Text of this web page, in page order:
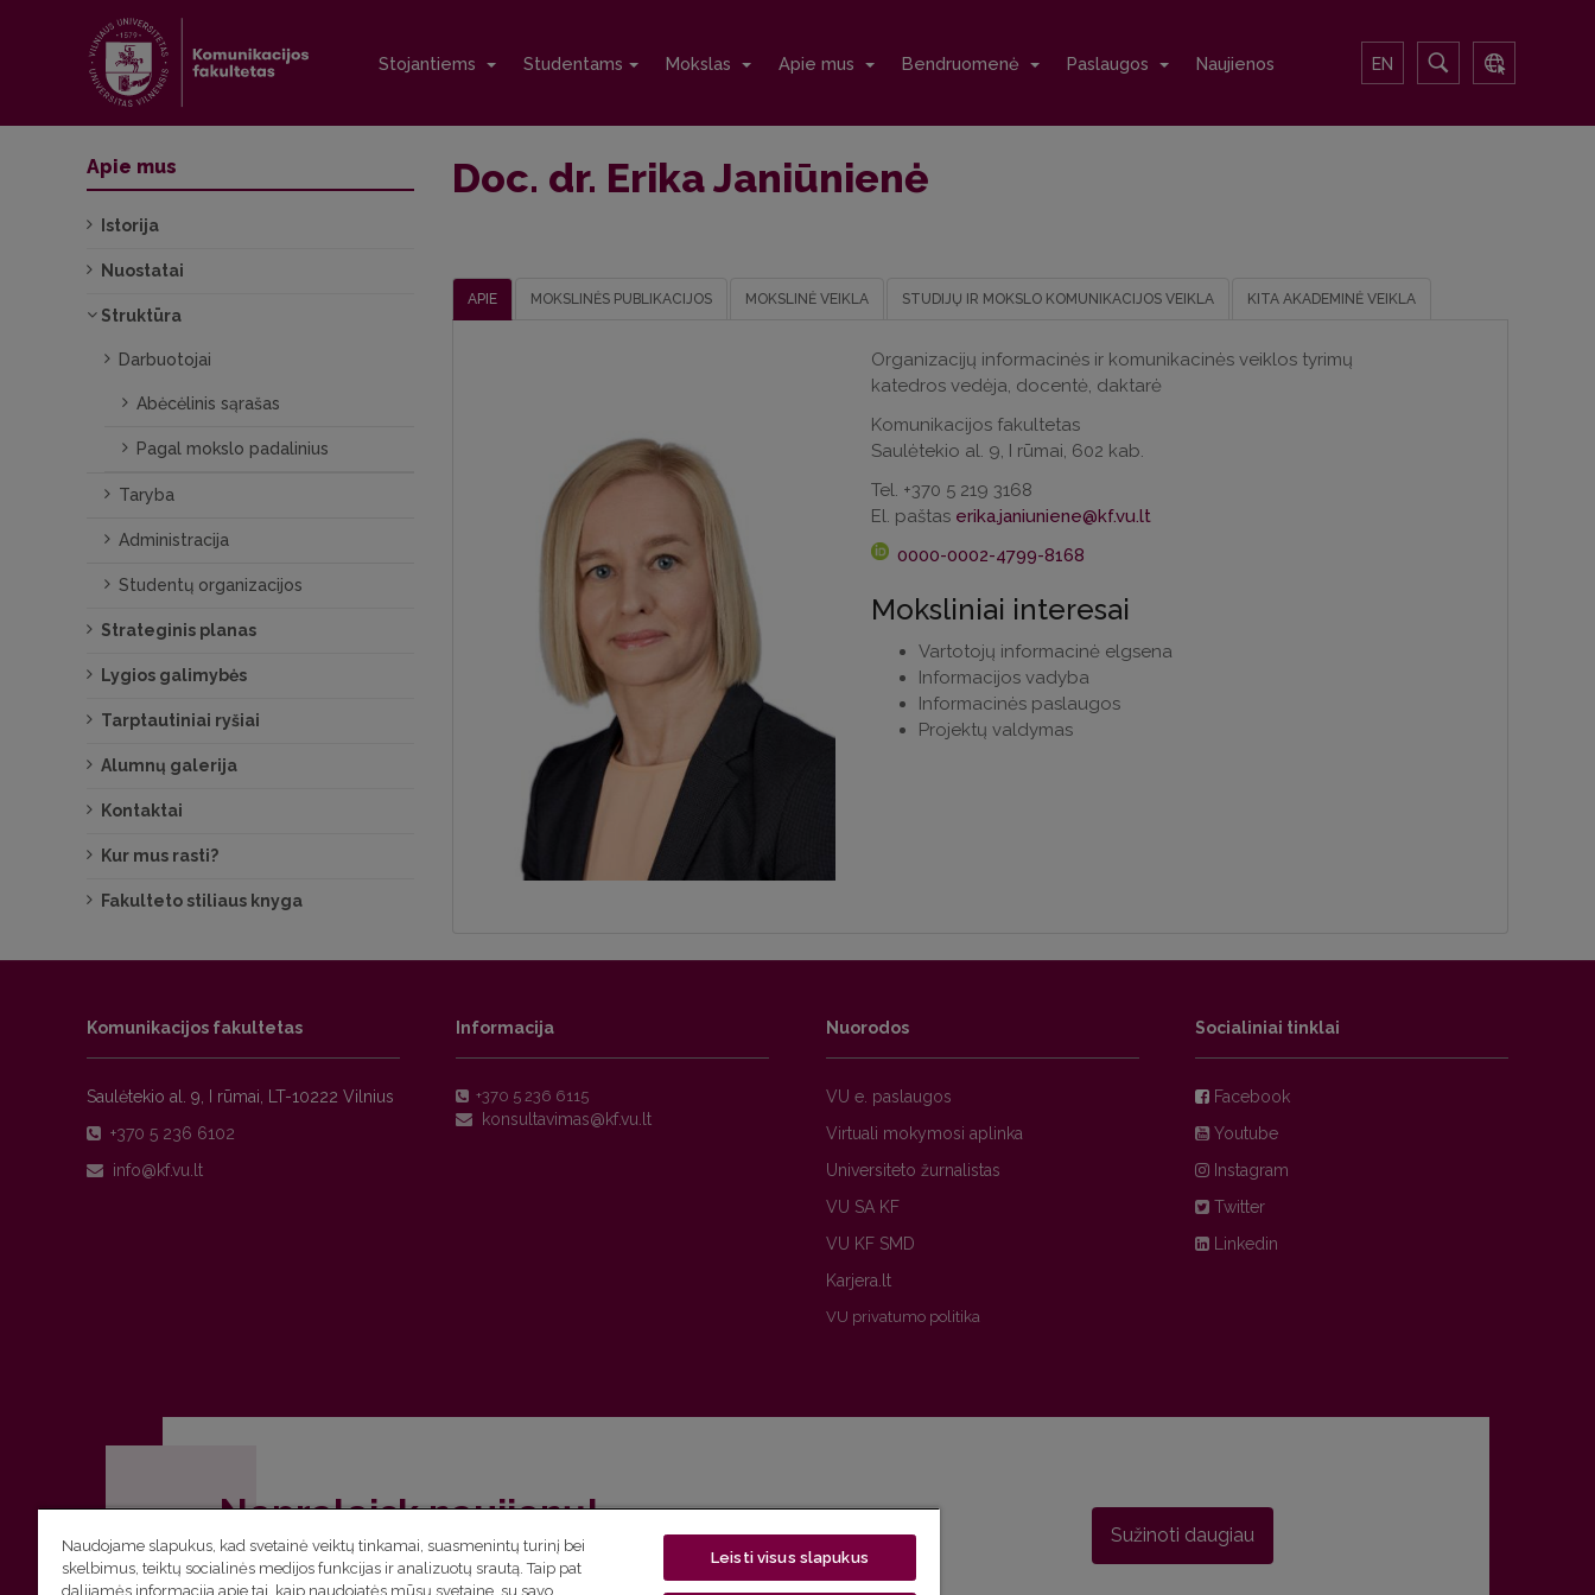
Stojantiems Studentams Mokslas Apie mus Bendruomenė Paslaugos Naujienos EN
Doc. dr. Erika Janiūnienė
APIE MOKSLINĖS PUBLIKACIJOS MOKSLINĖ VEIKLA STUDIJŲ IR MOKSLO KOMUNIKACIJOS VEIKLA KITA AKADEMINĖ VEIKLA
Organizacijų informacinės ir komunikacinės veiklos tyrimų
katedros vedėja, docentė, daktarė
Komunikacijos fakultetas
Saulėtekio al. 9, I rūmai, 602 kab.
Tel. +370 5 219 3168
El. paštas
0000-0002-4799-8168
Moksliniai interesai
Vartotojų informacinė elgsena
Informacijos vadyba
Informacinės paslaugos
Projektų valdymas
Apie mus
Istorija
Nuostatai
Struktūra
Darbuotojai
Abėcėlinis sąrašas
Pagal mokslo padalinius
Taryba
Administracija
Studentų organizacijos
Strateginis planas
Lygios galimybės
Tarptautiniai ryšiai
Alumnų galerija
Kontaktai
Kur mus rasti?
Fakulteto stiliaus knyga
Komunikacijos fakultetas
Saulėtekio al. 9, I rūmai, LT-10222 Vilnius
+370 5 236 6102
Informacija
+370 5 236 6115
Nuorodos
VU e. paslaugos
Virtuali mokymosi aplinka
Universiteto žurnalistas
VU SA KF
VU KF SMD
Karjera.lt
VU privatumo politika
Socialiniai tinklai
Facebook
Youtube
Instagram
Twitter
Linkedin
Nepraleisk naujienų!
Užsiprenumeruok Komunikacijos fakulteto naujienlaiškį ir sužinok aktualijas pirmas!
Sužinoti daugiau
Naudojame slapukus, kad svetainė veiktų tinkamai, suasmenintų turinį bei
skelbimus, teiktų socialinės medijos funkcijas ir analizuotų srautą. Taip pat
dalijamės informacija apie tai, kaip naudojatės mūsų svetaine, su savo
Leisti visus slapukus